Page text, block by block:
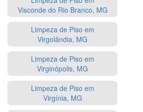
Visconde do Rio Branco, MG
Limpeza de Piso em
Virgolândia, MG
Limpeza de Piso em
Virginópolis, MG
Limpeza de Piso em
Virgínia, MG